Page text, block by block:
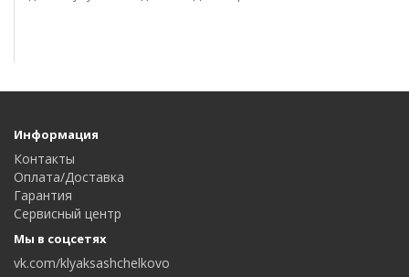
Информация
Контакты
Оплата/Доставка
Гарантия
Сервисный центр
Мы в соцсетях
vk.com/klyaksashchelkovo